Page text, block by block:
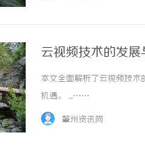
云视频技术的发
本文全面解析了云视频技
机遇。 ...……
肇州资讯网